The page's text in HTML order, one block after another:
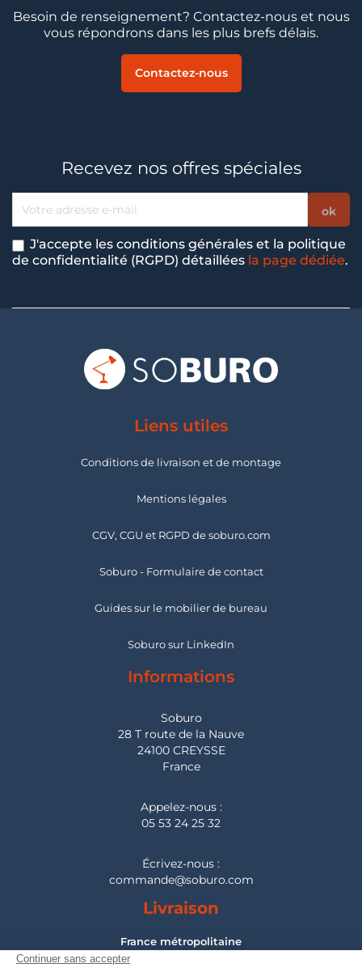
Besoin de renseignement? Contactez-nous et nous
vous répondrons dans les plus brefs délais.
Contactez-nous
Recevez nos offres spéciales
J'accepte les conditions générales et la politique
de confidentialité (RGPD) détaillées la page dédiée.
Liens utiles
Conditions de livraison et de montage
Mentions légales
CGV, CGU et RGPD de soburo.com
Soburo - Formulaire de contact
Guides sur le mobilier de bureau
Soburo sur LinkedIn
Informations
Soburo
28 T route de la Nauve
24100 CREYSSE
France
Appelez-nous :
05 53 24 25 32
Écrivez-nous :
commande@soburo.com
Livraison
France métropolitaine